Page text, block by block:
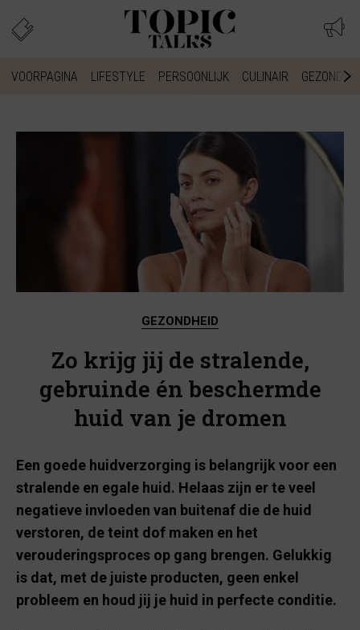
VOORPAGINA LIFESTYLE PERSOONLIJK CULINAIR
GEZONDHEID
Zo krijg jij de stralende,
gebruinde én beschermde
huid van je dromen
Een goede huidverzorging is belangrijk voor een
stralende en egale huid. Helaas zijn er te veel
negatieve invloeden van buitenaf die de huid
verstoren, de teint dof maken en het
verouderingsproces op gang brengen. Gelukkig
is dat, met de juiste producten, geen enkel
probleem en houd jij je huid in perfecte conditie.